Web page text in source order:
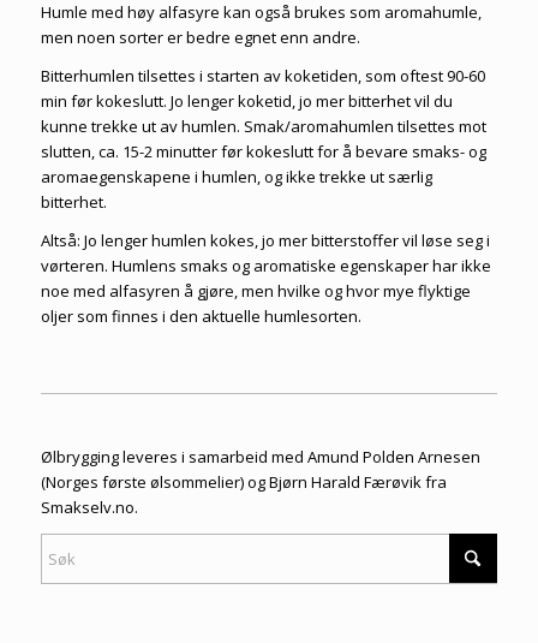
Humle med høy alfasyre kan også brukes som aromahumle,
men noen sorter er bedre egnet enn andre.
Bitterhumlen tilsettes i starten av koketiden, som oftest 90-60
min før kokeslutt. Jo lenger koketid, jo mer bitterhet vil du
kunne trekke ut av humlen. Smak/aromahumlen tilsettes mot
slutten, ca. 15-2 minutter før kokeslutt for å bevare smaks- og
aromaegenskapene i humlen, og ikke trekke ut særlig
bitterhet.
Altså: Jo lenger humlen kokes, jo mer bitterstoffer vil løse seg i
vørteren. Humlens smaks og aromatiske egenskaper har ikke
noe med alfasyren å gjøre, men hvilke og hvor mye flyktige
oljer som finnes i den aktuelle humlesorten.
Ølbrygging leveres i samarbeid med Amund Polden Arnesen
(Norges første ølsommelier) og Bjørn Harald Færøvik fra
Smakselv.no.